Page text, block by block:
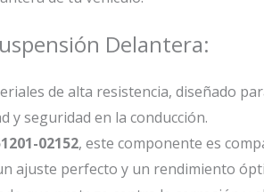
Delantera:
de alta resistencia, diseñado
y seguridad en la conducción.
02152, este componente es
ajuste perfecto y un rendimiento